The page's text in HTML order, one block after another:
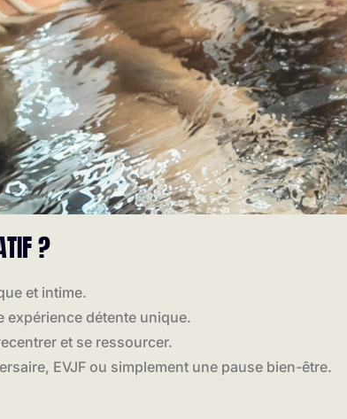
?
et intime.
expérience détente unique.
et se ressourcer.
EVJF ou simplement une pause bien-être.